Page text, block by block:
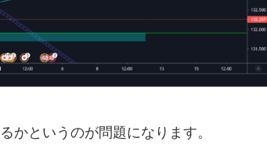
かというのが問題になります。